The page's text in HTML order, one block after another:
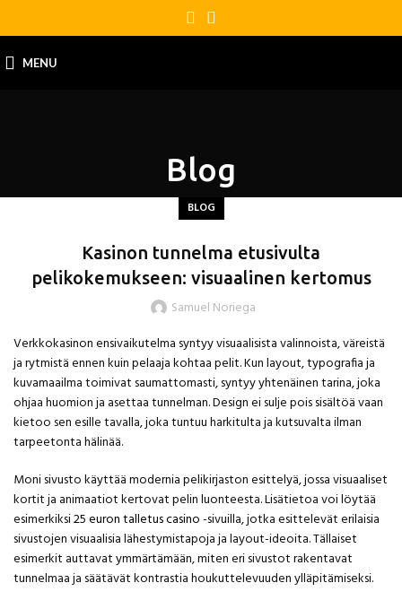
MENU
Blog
BLOG
Kasinon tunnelma etusivulta
pelikokemukseen: visuaalinen kertomus
Samuel Noriega
Verkkokasinon ensivaikutelma syntyy visuaalisista valinnoista, väreistä
ja rytmistä ennen kuin pelaaja kohtaa pelit. Kun layout, typografia ja
kuvamaailma toimivat saumattomasti, syntyy yhtenäinen tarina, joka
ohjaa huomion ja asettaa tunnelman. Design ei sulje pois sisältöä vaan
kietoo sen esille tavalla, joka tuntuu harkitulta ja kutsuvalta ilman
tarpeetonta hälinää.
Moni sivusto käyttää modernia pelikirjaston esittelyä, jossa visuaaliset
kortit ja animaatiot kertovat pelin luonteesta. Lisätietoa voi löytää
esimerkiksi25 euron talletus casino-sivuilla, jotka esittelevät erilaisia
sivustojen visuaalisia lähestymistapoja ja layout-ideoita. Tällaiset
esimerkit auttavat ymmärtämään, miten eri sivustot rakentavat
tunnelmaa ja säätävät kontrastia houkuttelevuuden ylläpitämiseksi.